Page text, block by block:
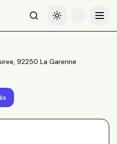
RechercheBasculer le thème
Menu
92250 La Garenne